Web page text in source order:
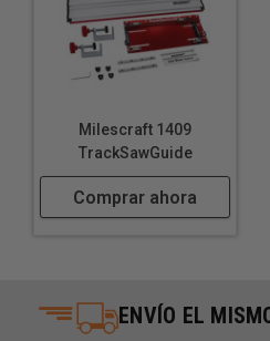
Realización de ranuras
marcos
Fabricación de cerraduras
Creación de uniones con
muebles
Recortar espacios para
Formas geométricas únicas
Milescraft 1409
TrackSawGuide
Comprar ahora
ENVÍO EL